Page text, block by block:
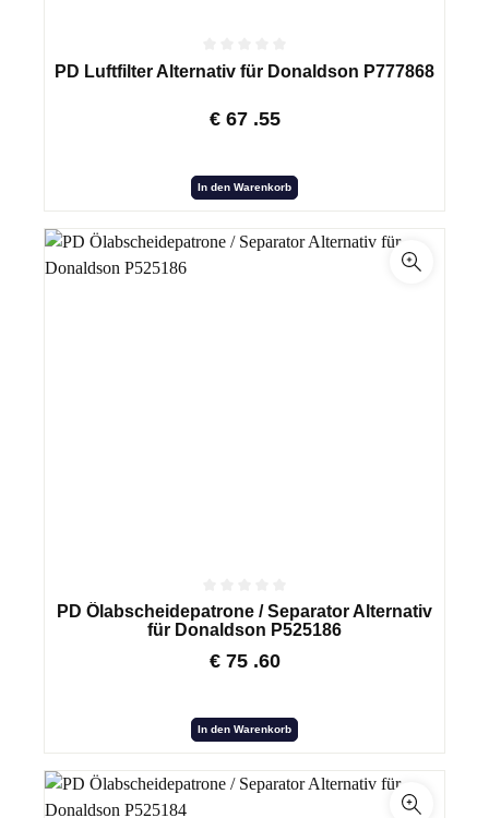
PD Luftfilter Alternativ für Donaldson P777868
€ 67 .55
In den Warenkorb
PD Ölabscheidepatrone / Separator Alternativ
für Donaldson P525186
€ 75 .60
In den Warenkorb